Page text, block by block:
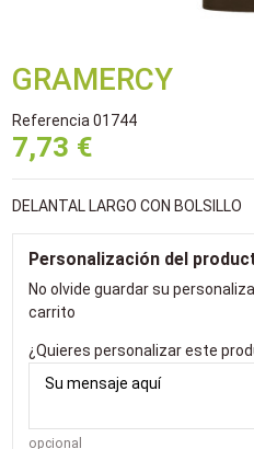
GRAMERCY
Referencia 01744
7,73 €
DELANTAL LARGO CON BOLSILLO
Personalización del
No olvide guardar su
carrito
¿Quieres personalizar este
opcional